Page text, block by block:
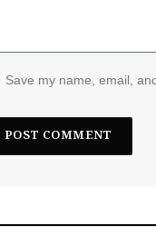
Save my name, email,